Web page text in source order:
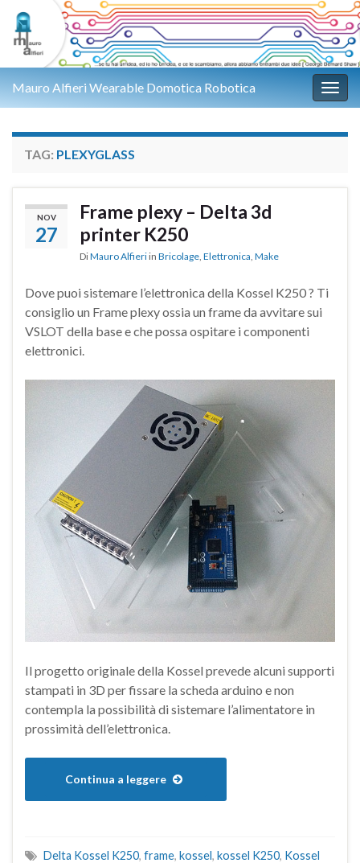
Mauro Alfieri Wearable Domotica Robotica
TAG: PLEXYGLASS
NOV
27
Frame plexy – Delta 3d
printer K250
DiMauro Alfieri in Bricolage, Elettronica, Make
Dove puoi sistemare l’elettronica della Kossel K250 ? Ti
consiglio un Frame plexy ossia un frame da avvitare sui
VSLOT della base e che possa ospitare i componenti
elettronici.
Il progetto originale della Kossel prevede alcuni supporti
stampati in 3D per fissare la scheda arduino e non
contempla la possibilità di sistemare l’alimentatore in
prossimità dell’elettronica.
Continua a leggere
Delta Kossel K250, frame, kossel, kossel K250, Kossel